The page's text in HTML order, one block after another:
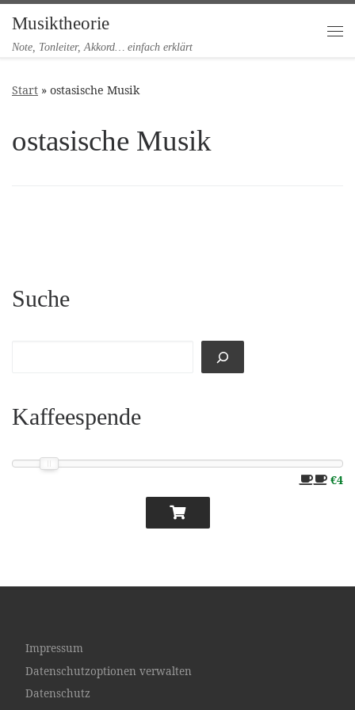
Zum Inhalt springen
Musiktheorie
Note, Tonleiter, Akkord… einfach erklärt
Start » ostasische Musik
ostasische Musik
Suche
Kaffeespende
€4
Impressum
Datenschutzoptionen verwalten
Datenschutz